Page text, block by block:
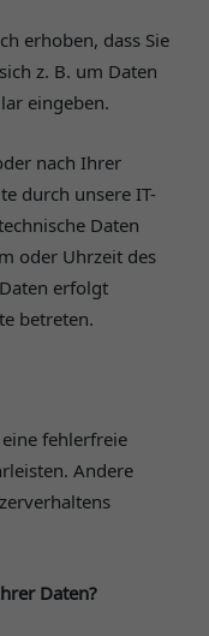
erhoben, dass Sie
z. B. um Daten
eingeben.
nach Ihrer
durch unsere IT-
Daten
oder Uhrzeit des
erfolgt
betreten.
fehlerfreie
Andere
Daten?